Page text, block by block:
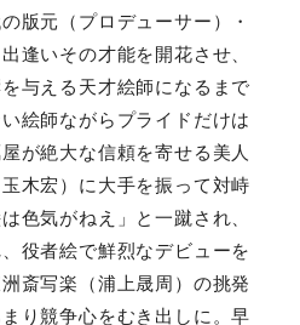
版元（プロデューサー）・
逢いその才能を開花させ、
与える天才絵師になるまで
絵師ながらプライドだけは
が絶大な信頼を寄せる美人
木宏）に大手を振って対峙
色気がねえ」と一蹴され、
役者絵で鮮烈なデビューを
斎写楽（浦上晟周）の挑発
り競争心をむき出しに。早